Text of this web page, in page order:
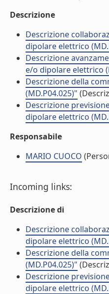
Descrizione
Descrizione
dipolare elettrico
Descrizione
e/o dipolare elettrico
Descrizione della
(MD.P04.025)"
Descrizione
dipolare elettrico
Responsabile
MARIO CUOCO
Incoming links:
Descrizione di
Descrizione
dipolare elettrico
Descrizione della
(MD.P04.025)"
Descrizione
dipolare elettrico